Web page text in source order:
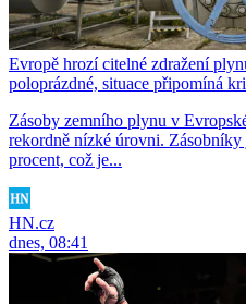
Evropě hrozí citelné zdražení
poloprázdné, situace připomíná
Zásoby zemního plynu v
rekordně nízké úrovni. Zásobníky
procent, což je...
HN.cz
dnes, 08:41